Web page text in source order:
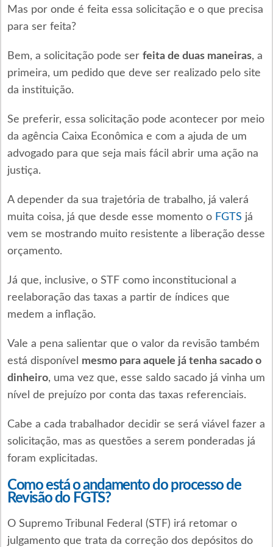
Mas por onde é feita essa solicitação e o que precisa
para ser feita?
Bem, a solicitação pode ser feita de duas maneiras, a
primeira, um pedido que deve ser realizado pelo site
da instituição.
Se preferir, essa solicitação pode acontecer por meio
da agência Caixa Econômica e com a ajuda de um
advogado para que seja mais fácil abrir uma ação na
justiça.
A depender da sua trajetória de trabalho, já valerá
muita coisa, já que desde esse momento o FGTS já
vem se mostrando muito resistente a liberação desse
orçamento.
Já que, inclusive, o STF como inconstitucional a
reelaboração das taxas a partir de índices que
medem a inflação.
Vale a pena salientar que o valor da revisão também
está disponível mesmo para aquele já tenha sacado o
dinheiro, uma vez que, esse saldo sacado já vinha um
nível de prejuízo por conta das taxas referenciais.
Cabe a cada trabalhador decidir se será viável fazer a
solicitação, mas as questões a serem ponderadas já
foram explicitadas.
Como está o andamento do processo de
Revisão do FGTS?
O Supremo Tribunal Federal (STF) irá retomar o
julgamento que trata da correção dos depósitos do